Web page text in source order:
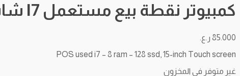
كمبيوتر نقطة بيع مستعمل I7 شاشة لمس 15 بوصة 8 رام – هارد 128
85.000 ر.ع.
POS used i7 – 8 ram – 128 ssd, 15-inch Touch screen
غير متوفر في المخزون